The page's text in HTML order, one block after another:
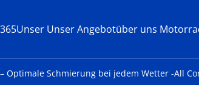
Unser Unser Angebotüber uns
Optimale Schmierung bei jedem Wetter -All